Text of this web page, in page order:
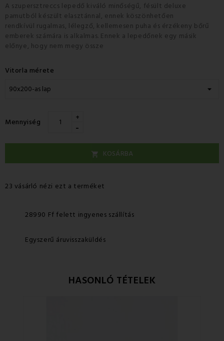
A szupersztreccs lepedő kiváló minőségű, fésült deluxe
pamutból készült elasztánnal, ennek köszönhetően
rendkívül rugalmas, lélegző, kellemesen puha és érzékeny bőrű
emberek számára is alkalmas. Ennek a lepedőnek egy másik
előnye, hogy nem megy össze
Vitorla mérete
Mennyiség +
-
 KOSÁRBA
23 vásárló nézi ezt a terméket
28990 Ff felett ingyenes szállítás
Egyszerű áruvisszaküldés
HASONLÓ TÉTELEK